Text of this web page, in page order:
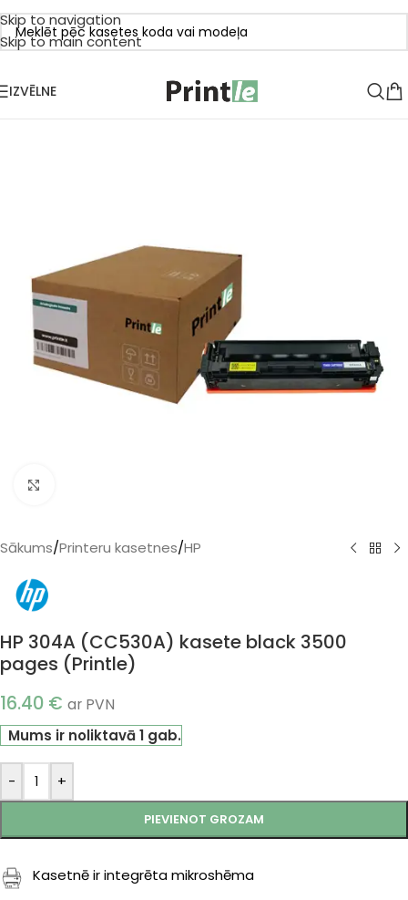
Skip to navigation
Skip to main content
IZVĒLNE
Sākums/Printeru kasetnes/HP
HP 304A (CC530A) kasete black 3500
pages (Printle)
16.40 € ar PVN
Mums ir noliktavā 1 gab.
- +
PIEVIENOT GROZAM
Kasetnē ir integrēta mikroshēma